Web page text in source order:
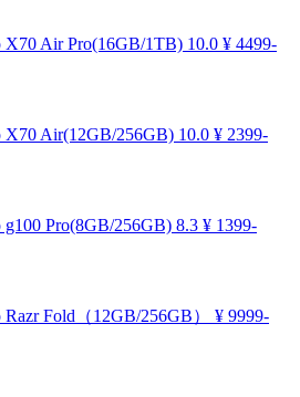
X70 Air Pro(16GB/1TB) 10.0 ¥ 4499-
X70 Air(12GB/256GB) 10.0 ¥ 2399-
g100 Pro(8GB/256GB) 8.3 ¥ 1399-
Fold（12GB/256GB）
¥ 9999-